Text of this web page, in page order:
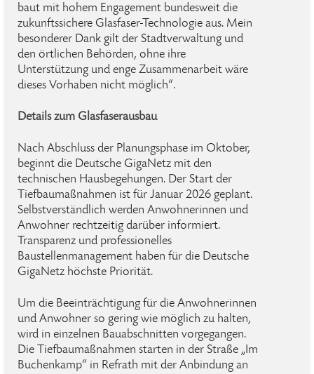
baut mit hohem Engagement bundesweit die
zukunftssichere Glasfaser-Technologie aus. Mein
besonderer Dank gilt der Stadtverwaltung und
den örtlichen Behörden, ohne ihre
Unterstützung und enge Zusammenarbeit wäre
dieses Vorhaben nicht möglich“.
Details zum Glasfaserausbau
Nach Abschluss der Planungsphase im Oktober,
beginnt die Deutsche GigaNetz mit den
technischen Hausbegehungen. Der Start der
Tiefbaumaßnahmen ist für Januar 2026 geplant.
Selbstverständlich werden Anwohnerinnen und
Anwohner rechtzeitig darüber informiert.
Transparenz und professionelles
Baustellenmanagement haben für die Deutsche
GigaNetz höchste Priorität.
Um die Beeinträchtigung für die Anwohnerinnen
und Anwohner so gering wie möglich zu halten,
wird in einzelnen Bauabschnitten vorgegangen.
Die Tiefbaumaßnahmen starten in der Straße „Im
Buchenkamp“ in Refrath mit der Anbindung an